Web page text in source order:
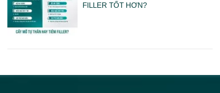
FILLER TỐT HƠN?